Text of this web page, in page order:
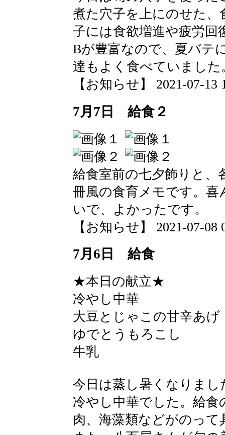
煮た穴子を上にのせた
子には食欲増進や疲労
Bが豊富なので、夏バテ
達もよく食べていました
【お知らせ】 2021-07-13
7月7日 給食２
給食室前の七夕飾りと
冊風の食育メモです。
いで、よかったです。
【お知らせ】 2021-07-08
7月6日 給食
★本日の献立★
冷やし中華
大豆とじゃこの甘辛あげ
ゆでとうもろこし
牛乳
今日は蒸し暑くなりま
冷やし中華でした。給
肉、海藻類などがのっ